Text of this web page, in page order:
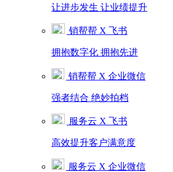
让进步发生 让业绩提升
销帮帮 X 飞书
拥抱数字化 拥抱先进
销帮帮 X 企业微信
强者结合 绝妙拍档
服务云 X 飞书
高效提升客户满意度
服务云 X 企业微信